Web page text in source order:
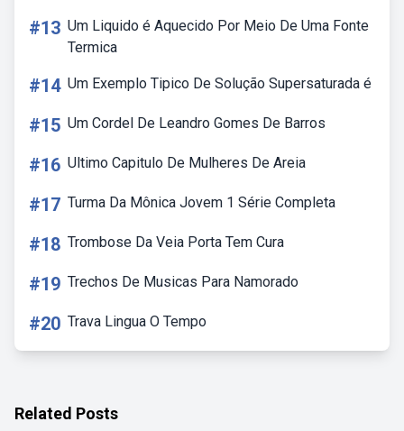
#13 Um Liquido é Aquecido Por Meio De Uma Fonte
Termica
#14 Um Exemplo Tipico De Solução Supersaturada é
#15 Um Cordel De Leandro Gomes De Barros
#16 Ultimo Capitulo De Mulheres De Areia
#17 Turma Da Mônica Jovem 1 Série Completa
#18 Trombose Da Veia Porta Tem Cura
#19 Trechos De Musicas Para Namorado
#20 Trava Lingua O Tempo
Related Posts